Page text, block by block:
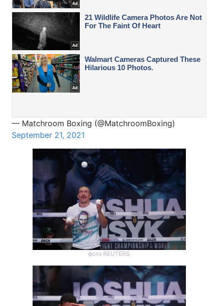
— Matchroom Boxing (@MatchroomBoxing)
September 21, 2021
фото REUTERS